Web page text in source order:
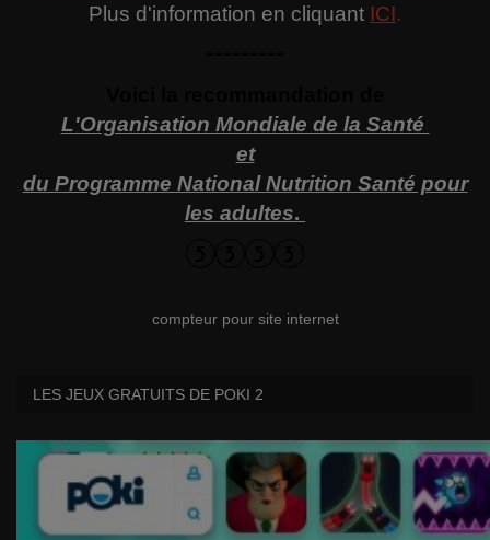
Plus d'information en cliquant ICI.
L'Organisation Mondiale de la Santé
et
du Programme National Nutrition Santé pour
les adultes.
compteur pour site internet
LES JEUX GRATUITS DE POKI 2